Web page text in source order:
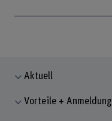
Aktuell
Vorteile + Anmeldung